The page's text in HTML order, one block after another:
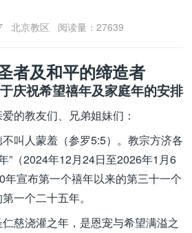
北京教区 阅读量：27639
者及和平的缔造者
庆祝希望禧年及家庭年的安排
的教友们、兄弟姐妹们：
叫人蒙羞（参罗5:5）。教宗方济各
”（2024年12月24日至2026年1月6
年宣布第一个禧年以来的第三十一个
一个二十五年。
慈浇灌之年，是恩宠与希望满溢之